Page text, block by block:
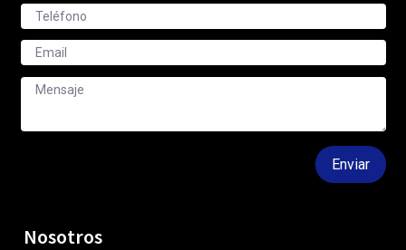
Enviar
Nosotros